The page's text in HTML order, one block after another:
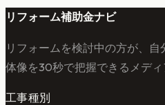
リフォーム補助金ナビ
リフォームを検討中の方が、
体像を30秒で把握できるメディ
工事種別